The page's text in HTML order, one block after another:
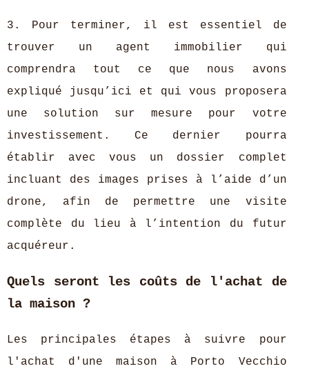
3. Pour terminer, il est essentiel de
trouver un agent immobilier qui
comprendra tout ce que nous avons
expliqué jusqu’ici et qui vous proposera
une solution sur mesure pour votre
investissement. Ce dernier pourra
établir avec vous un dossier complet
incluant des images prises à l’aide d’un
drone, afin de permettre une visite
complète du lieu à l’intention du futur
acquéreur.
Quels seront les coûts de l'achat de
la maison ?
Les principales étapes à suivre pour
l'achat d'une maison à Porto Vecchio